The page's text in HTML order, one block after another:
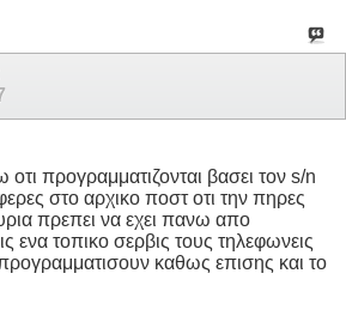
προγραμματιζονται βασει τον s/n
στο αρχικο ποστ οτι την πηρες
πρεπει να εχει πανω απο
ενα τοπικο σερβις τους τηλεφωνεις
καθως επισης και το